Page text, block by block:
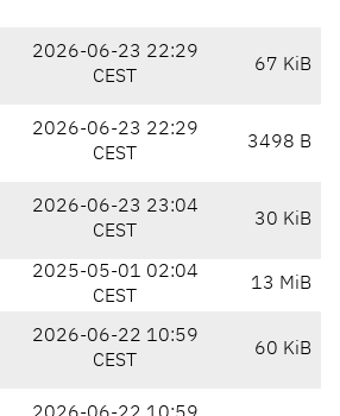
2026-06-23 22:29
CEST
67 KiB
2026-06-23 22:29
CEST
3498 B
2026-06-23 23:04
CEST
30 KiB
2025-05-01 02:04
CEST
13 MiB
2026-06-22 10:59
CEST
60 KiB